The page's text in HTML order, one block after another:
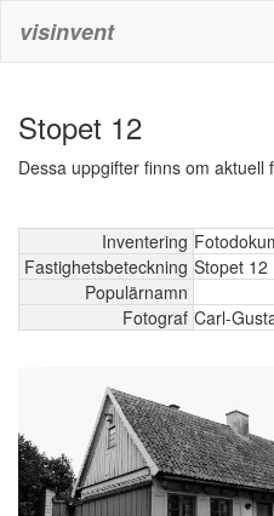
visinvent
Stopet 12
Dessa uppgifter finns om aktuell
Inventering
Fastighetsbeteckning Stopet 12
Populärnamn
Fotograf Carl-